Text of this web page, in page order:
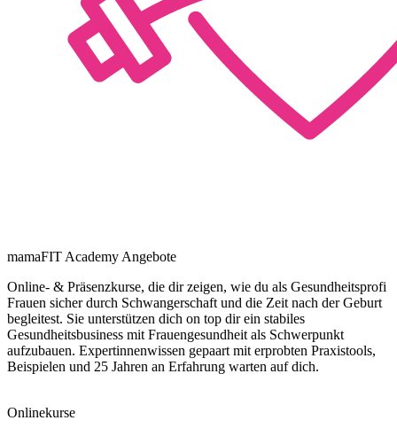
mamaFIT Academy Angebote
Online- & Präsenzkurse, die dir zeigen, wie du als Gesundheitsprofi
Frauen sicher durch Schwangerschaft und die Zeit nach der Geburt
begleitest. Sie unterstützen dich on top dir ein stabiles
Gesundheitsbusiness mit Frauengesundheit als Schwerpunkt
aufzubauen. Expertinnenwissen gepaart mit erprobten Praxistools,
Beispielen und 25 Jahren an Erfahrung warten auf dich.
Onlinekurse